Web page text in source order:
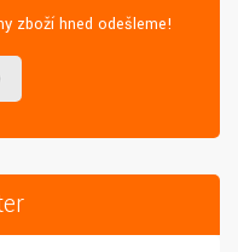
zboží hned odešleme!